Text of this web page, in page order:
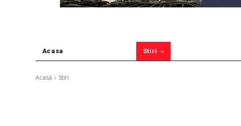
Acasa Stiri
Acasă Stiri